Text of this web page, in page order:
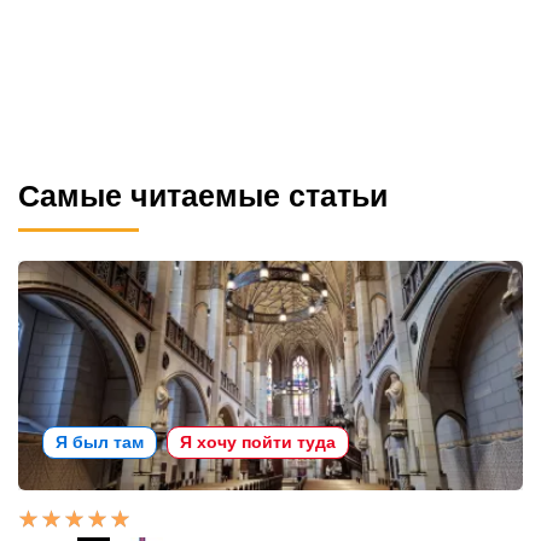
Самые читаемые статьи
Я был там Я хочу пойти туда